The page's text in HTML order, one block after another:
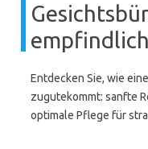
Entdecken Sie, wie
zugutekommt: sanfte
optimale Pflege für